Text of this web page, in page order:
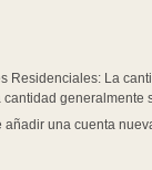
La
añadir una cuenta